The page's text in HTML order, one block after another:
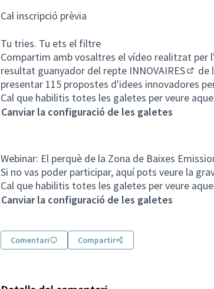
Cal inscripció prèvia
Tu tries. Tu ets el filtre
Compartim amb vosaltres el vídeo realitzat per
resultat guanyador del repte INNOVAIRES
de
presentar 115 propostes d'idees innovadores
Cal que habilitis totes les galetes per veure
Canviar la configuració de les galetes
Webinar: El perquè de la Zona de Baixes
Si no vas poder participar, aquí pots veure la
Cal que habilitis totes les galetes per veure
Canviar la configuració de les galetes
Comentari Compartir